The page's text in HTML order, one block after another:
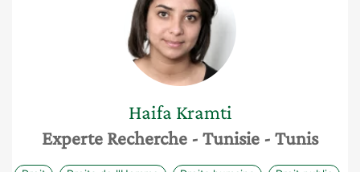
Haifa Kramti
Experte Recherche - Tunisie - Tunis